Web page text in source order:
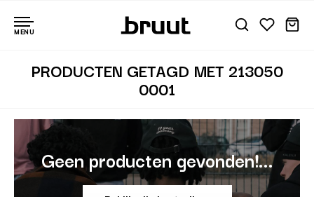
MENU
PRODUCTEN GETAGD MET 213050
0001
Geen producten gevonden!...